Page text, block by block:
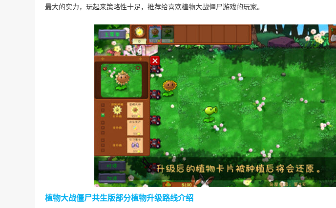
最大的实力，玩起来策略性十足，推荐给喜欢植物大战僵尸游戏的玩家。
植物大战僵尸共生版部分植物升级路线介绍